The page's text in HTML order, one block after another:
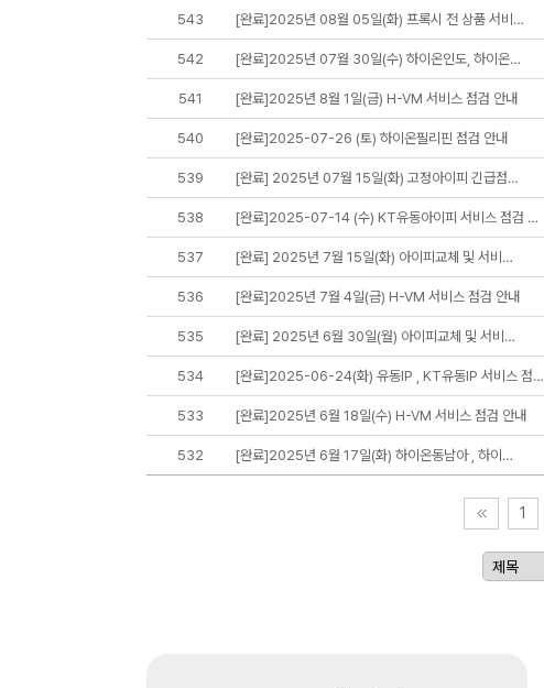
543 [완료]2025년 08월 05일(화) 프록시 전 상품 서비…
542 [완료]2025년 07월 30일(수) 하이온인도, 하이온…
541 [완료]2025년 8월 1일(금) H-VM 서비스 점검 안내
540 [완료]2025-07-26 (토) 하이온필리핀 점검 안내
539 [완료] 2025년 07월 15일(화) 고정아이피 긴급점…
538 [완료]2025-07-14 (수) KT유동아이피 서비스 점검 …
537 [완료] 2025년 7월 15일(화) 아이피교체 및 서비…
536 [완료]2025년 7월 4일(금) H-VM 서비스 점검 안내
535 [완료] 2025년 6월 30일(월) 아이피교체 및 서비…
534 [완료]2025-06-24(화) 유동IP , KT유동IP 서비스 점…
533 [완료]2025년 6월 18일(수) H-VM 서비스 점검 안내
532 [완료]2025년 6월 17일(화) 하이온동남아 , 하이…
1